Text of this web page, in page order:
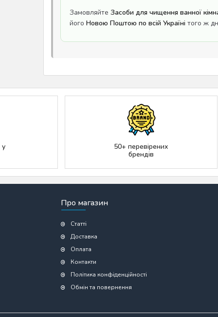
Замовляйте Засоби для чищення ванної
його Новою Поштою по всій Україні того ж
у
50+ перевірених
брендів
Про магазин
Статті
Доставка
Оплата
Контакти
Політика конфіденційності
Обмін та повернення